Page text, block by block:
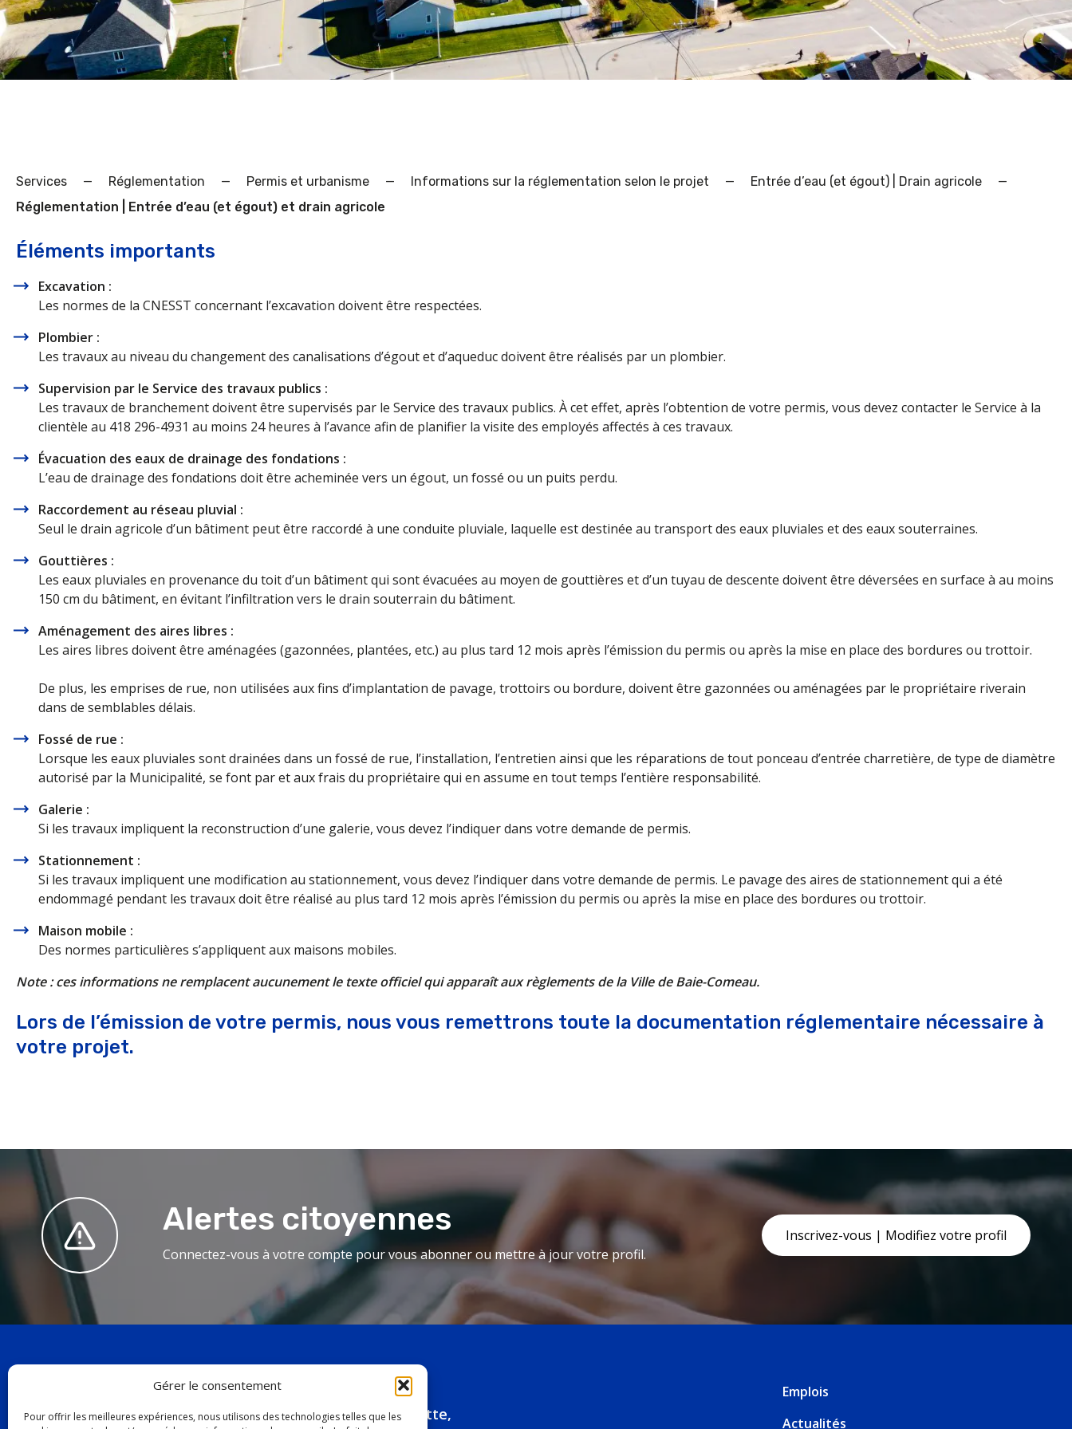
Gérer le consentement
Pour offrir les meilleures expériences, nous utilisons des technologies telles que les
Services — Réglementation — Permis et urbanisme — Informations sur la réglementation selon le projet — Entrée d’eau (et égout) | Drain agricole
—
Réglementation | Entrée d’eau (et égout) et drain agricole
Éléments importants
Excavation :
Les normes de la CNESST concernant l’excavation doivent être respectées.
Plombier :
Les travaux au niveau du changement des canalisations d’égout et d’aqueduc doivent être réalisés par un plombier.
Supervision par le Service des travaux publics :
Les travaux de branchement doivent être supervisés par le Service des travaux publics. À cet effet, après l’obtention de votre permis, vous devez contacter le Service à la
clientèle au 418 296-4931 au moins 24 heures à l’avance afin de planifier la visite des employés affectés à ces travaux.
Évacuation des eaux de drainage des fondations :
L’eau de drainage des fondations doit être acheminée vers un égout, un fossé ou un puits perdu.
Raccordement au réseau pluvial :
Seul le drain agricole d’un bâtiment peut être raccordé à une conduite pluviale, laquelle est destinée au transport des eaux pluviales et des eaux souterraines.
Gouttières :
Les eaux pluviales en provenance du toit d’un bâtiment qui sont évacuées au moyen de gouttières et d’un tuyau de descente doivent être déversées en surface à au moins
150 cm du bâtiment, en évitant l’infiltration vers le drain souterrain du bâtiment.
Aménagement des aires libres :
Les aires libres doivent être aménagées (gazonnées, plantées, etc.) au plus tard 12 mois après l’émission du permis ou après la mise en place des bordures ou trottoir.
De plus, les emprises de rue, non utilisées aux fins d’implantation de pavage, trottoirs ou bordure, doivent être gazonnées ou aménagées par le propriétaire riverain
dans de semblables délais.
Fossé de rue :
Lorsque les eaux pluviales sont drainées dans un fossé de rue, l’installation, l’entretien ainsi que les réparations de tout ponceau d’entrée charretière, de type de diamètre
autorisé par la Municipalité, se font par et aux frais du propriétaire qui en assume en tout temps l’entière responsabilité.
Galerie :
Si les travaux impliquent la reconstruction d’une galerie, vous devez l’indiquer dans votre demande de permis.
Stationnement :
Si les travaux impliquent une modification au stationnement, vous devez l’indiquer dans votre demande de permis. Le pavage des aires de stationnement qui a été
endommagé pendant les travaux doit être réalisé au plus tard 12 mois après l’émission du permis ou après la mise en place des bordures ou trottoir.
Maison mobile :
Des normes particulières s’appliquent aux maisons mobiles.
Note : ces informations ne remplacent aucunement le texte officiel qui apparaît aux règlements de la Ville de Baie-Comeau.
Lors de l’émission de votre permis, nous vous remettrons toute la documentation réglementaire nécessaire à
votre projet.
Alertes citoyennes
Connectez-vous à votre compte pour vous abonner ou mettre à jour votre profil.
Inscrivez-vous | Modifiez votre profil
19, avenue Marquette,
Emplois
Actualités